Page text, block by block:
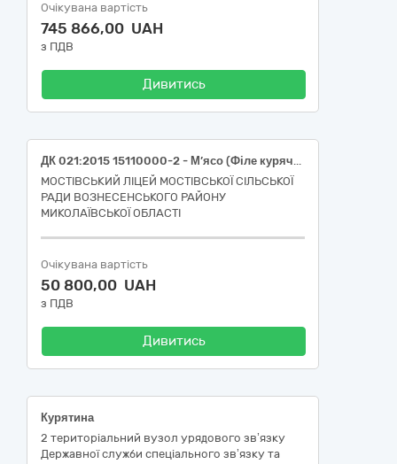
Очікувана вартість
745 866,00 UAH
з ПДВ
Дивитись
ДК 021:2015 15110000-2 - М’ясо (Філе куряче, окіст курячий)
МОСТІВСЬКИЙ ЛІЦЕЙ МОСТІВСЬКОЇ СІЛЬСЬКОЇ
РАДИ ВОЗНЕСЕНСЬКОГО РАЙОНУ
МИКОЛАЇВСЬКОЇ ОБЛАСТІ
Очікувана вартість
50 800,00 UAH
з ПДВ
Дивитись
Курятина
2 територіальний вузол урядового зв’язку
Державної служби спеціального зв’язку та